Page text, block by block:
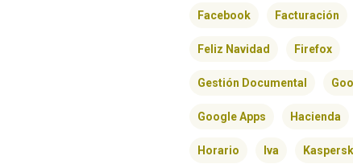
Facebook Facturación
Feliz Navidad Firefox
Gestión Documental
Google Apps Hacienda
Horario Iva